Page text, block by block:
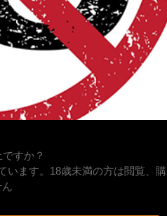
すか？
います。18歳未満の方は閲覧、購